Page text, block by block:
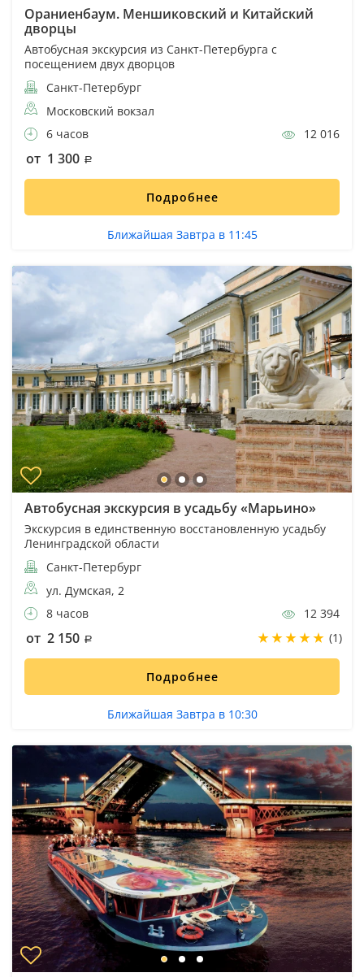
Ораниенбаум. Меншиковский и Китайский
дворцы
Автобусная экскурсия из Санкт-Петербурга с
посещением двух дворцов
Санкт-Петербург
Московский вокзал
6 часов
12 016
от 1 300
Подробнее
Ближайшая Завтра в 11:45
Автобусная экскурсия в усадьбу «Марьино»
Экскурсия в единственную восстановленную усадьбу
Ленинградской области
Санкт-Петербург
ул. Думская, 2
8 часов
12 394
от 2 150 (1)
Подробнее
Ближайшая Завтра в 10:30